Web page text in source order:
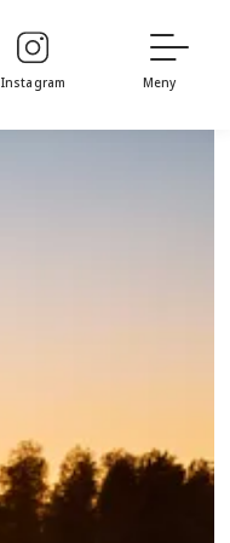
Instagram Meny